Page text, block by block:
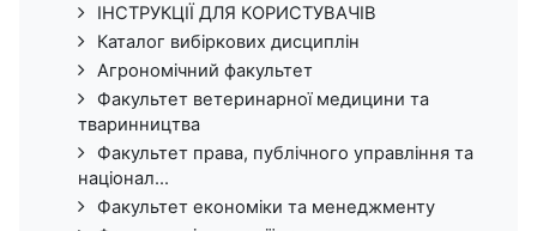
ІНСТРУКЦІЇ ДЛЯ КОРИСТУВАЧІВ
Каталог вибіркових дисциплін
Агрономічний факультет
Факультет ветеринарної медицини та
тваринництва
Факультет права, публічного управління та
націонал...
Факультет економіки та менеджменту